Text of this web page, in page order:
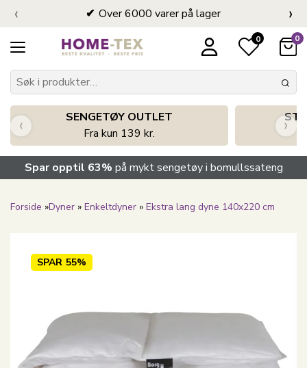
Over 6000 varer på lager
‹ ›
0 0
SENGETØY OUTLET
Fra kun 139 kr.
‹ ›
Spar opptil 63% på mykt sengetøy i bomullssateng
Forside »Dyner » Enkeltdyner » Ekstra lang dyne 140x220 cm
SPAR 55%